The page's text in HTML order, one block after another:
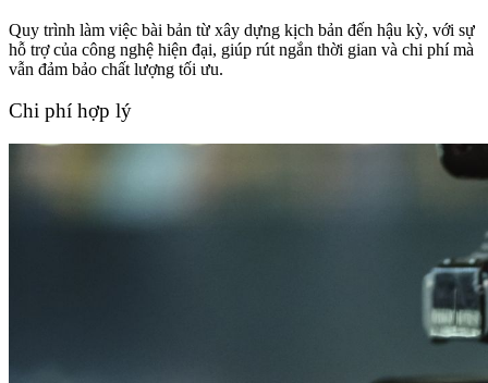
Quy trình làm việc bài bản từ xây dựng kịch bản đến hậu kỳ, với sự
hỗ trợ của công nghệ hiện đại, giúp rút ngắn thời gian và chi phí mà
vẫn đảm bảo chất lượng tối ưu.
Chi phí hợp lý